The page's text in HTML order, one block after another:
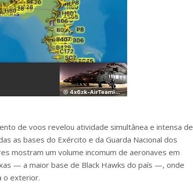
de voos revelou atividade simultânea e intensa de
as bases do Exército e da Guarda Nacional dos
mostram um volume incomum de aeronaves em
— a maior base de Black Hawks do país —, onde
o exterior.